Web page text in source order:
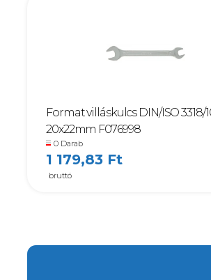
Format villáskulcs DIN/ISO 3318/
20x22mm F076998
0 Darab
1 179,83 Ft
bruttó